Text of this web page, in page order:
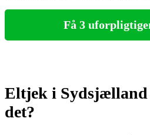
Få 3
Eltjek i
det?